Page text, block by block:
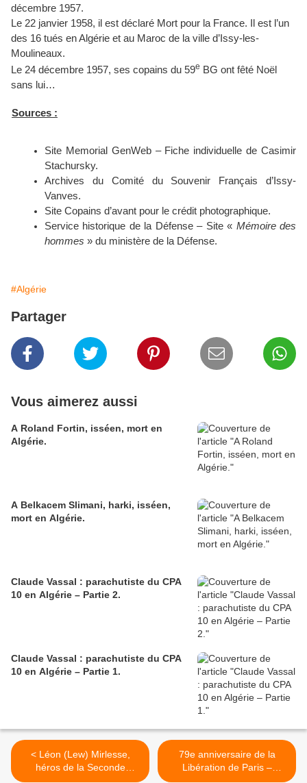
décembre 1957.
Le 22 janvier 1958, il est déclaré Mort pour la France. Il est l’un
des 16 tués en Algérie et au Maroc de la ville d’Issy-les-
Moulineaux.
Le 24 décembre 1957, ses copains du 59e BG ont fêté Noël
sans lui…
Sources :
Site Memorial GenWeb – Fiche individuelle de Casimir
Stachursky.
Archives du Comité du Souvenir Français d’Issy-
Vanves.
Site Copains d’avant pour le crédit photographique.
Service historique de la Défense – Site « Mémoire des
hommes » du ministère de la Défense.
#Algérie
Partager
Vous aimerez aussi
A Roland Fortin, isséen, mort en
Algérie.
A Belkacem Slimani, harki, isséen,
mort en Algérie.
Claude Vassal : parachutiste du CPA
10 en Algérie – Partie 2.
Claude Vassal : parachutiste du CPA
10 en Algérie – Partie 1.
< Léon (Lew) Mirlesse,
héros de la Seconde
Guerre mondiale.
79e anniversaire de la
Libération de Paris –
Commémoration à Issy-les-